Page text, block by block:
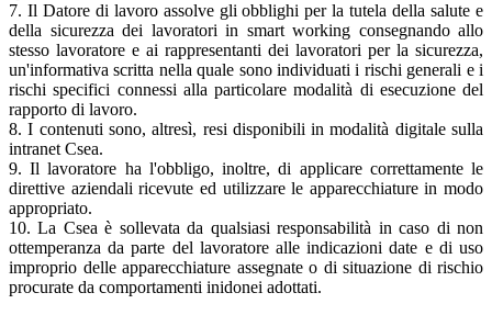
7. Il Datore di lavoro assolve gli obblighi per la tutela della salute e
della sicurezza dei lavoratori in smart working consegnando allo
stesso lavoratore e ai rappresentanti dei lavoratori per la sicurezza,
un'informativa scritta nella quale sono individuati i rischi generali e i
rischi specifici connessi alla particolare modalità di esecuzione del
rapporto di lavoro.
8. I contenuti sono, altresì, resi disponibili in modalità digitale sulla
intranet Csea.
9. Il lavoratore ha l'obbligo, inoltre, di applicare correttamente le
direttive aziendali ricevute ed utilizzare le apparecchiature in modo
appropriato.
10. La Csea è sollevata da qualsiasi responsabilità in caso di non
ottemperanza da parte del lavoratore alle indicazioni date e di uso
improprio delle apparecchiature assegnate o di situazione di rischio
procurate da comportamenti inidonei adottati.